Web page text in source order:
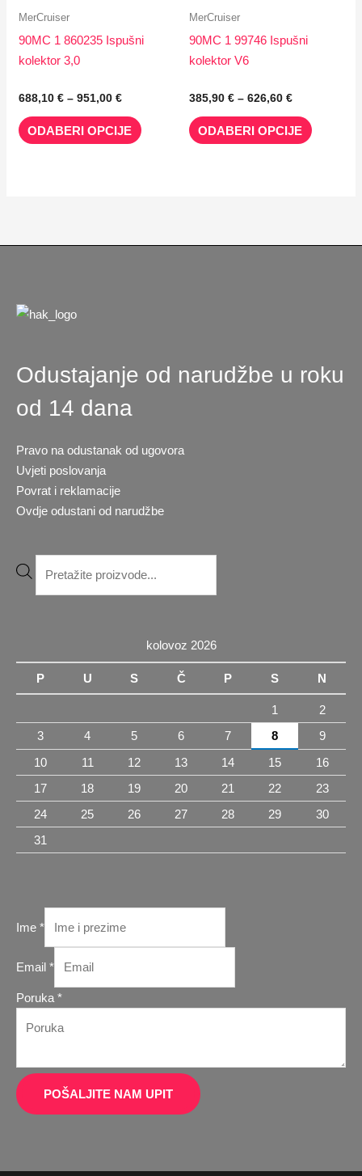
MerCruiser
90MC 1 860235 Ispušni
kolektor 3,0
688,10€ – 951,00€
do
ODABERI OPCIJE
mogu
MerCruiser
90MC 1 99746 Ispušni
kolektor V6
385,90 € – 626,60 €
do
ODABERI OPCIJE
mogu
Odustajanje od narudžbe u roku
od 14 dana
Pravo na odustanak od ugovora
Uvjeti poslovanja
Povrat i reklamacije
Ovdje odustani od narudžbe
kolovoz 2026
P U S Č P S N
1
2
3
4 5 6 7 8
9
10
11 12 13 14 15
16
17
18 19 20 21 22
23
24
25 26 27 28 29
30
31
Ime *
Email *
Ime
Poruka *
POŠALJITE NAM UPIT